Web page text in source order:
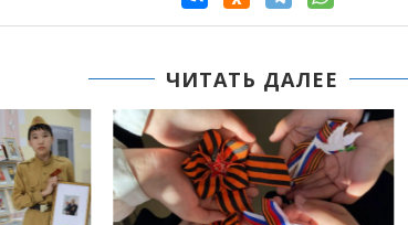
ЧИТАТЬ ДАЛЕЕ